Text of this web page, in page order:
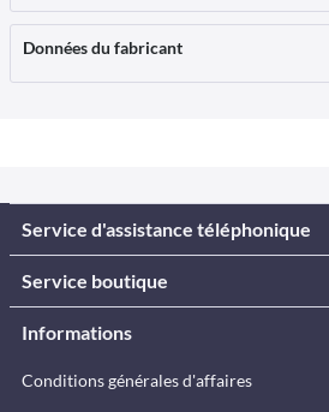
Données du fabricant
Service d'assistance téléphonique
Service boutique
Informations
Conditions générales d'affaires